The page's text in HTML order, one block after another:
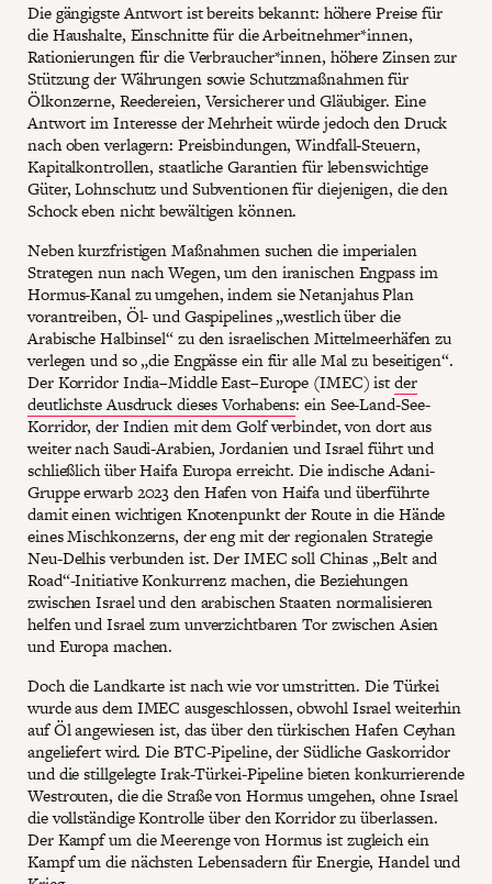
Die gängigste Antwort ist bereits bekannt: höhere Preise für
die Haushalte, Einschnitte für die Arbeitnehmer*innen,
Rationierungen für die Verbraucher*innen, höhere Zinsen zur
Stützung der Währungen sowie Schutzmaßnahmen für
Ölkonzerne, Reedereien, Versicherer und Gläubiger. Eine
Antwort im Interesse der Mehrheit würde jedoch den Druck
nach oben verlagern: Preisbindungen, Windfall-Steuern,
Kapitalkontrollen, staatliche Garantien für lebenswichtige
Güter, Lohnschutz und Subventionen für diejenigen, die den
Schock eben nicht bewältigen können.
Neben kurzfristigen Maßnahmen suchen die imperialen
Strategen nun nach Wegen, um den iranischen Engpass im
Hormus-Kanal zu umgehen, indem sie Netanjahus Plan
vorantreiben, Öl- und Gaspipelines „westlich über die
Arabische Halbinsel“ zu den israelischen Mittelmeerhäfen zu
verlegen und so „die Engpässe ein für alle Mal zu beseitigen“.
Der Korridor India–Middle East–Europe (IMEC) istder
deutlichste Ausdruck dieses Vorhabens: ein See-Land-See-
Korridor, der Indien mit dem Golf verbindet, von dort aus
weiter nach Saudi-Arabien, Jordanien und Israel führt und
schließlich über Haifa Europa erreicht. Die indische Adani-
Gruppe erwarb 2023 den Hafen von Haifa und überführte
damit einen wichtigen Knotenpunkt der Route in die Hände
eines Mischkonzerns, der eng mit der regionalen Strategie
Neu-Delhis verbunden ist. Der IMEC soll Chinas „Belt and
Road“-Initiative Konkurrenz machen, die Beziehungen
zwischen Israel und den arabischen Staaten normalisieren
helfen und Israel zum unverzichtbaren Tor zwischen Asien
und Europa machen.
Doch die Landkarte ist nach wie vor umstritten. Die Türkei
wurde aus dem IMEC ausgeschlossen, obwohl Israel weiterhin
auf Öl angewiesen ist, das über den türkischen Hafen Ceyhan
angeliefert wird. Die BTC-Pipeline, der Südliche Gaskorridor
und die stillgelegte Irak-Türkei-Pipeline bieten konkurrierende
Westrouten, die die Straße von Hormus umgehen, ohne Israel
die vollständige Kontrolle über den Korridor zu überlassen.
Der Kampf um die Meerenge von Hormus ist zugleich ein
Kampf um die nächsten Lebensadern für Energie, Handel und